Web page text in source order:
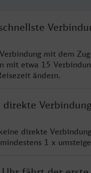
mit dem
mit etwa 15
ändern.
direkte
direkte
1 x